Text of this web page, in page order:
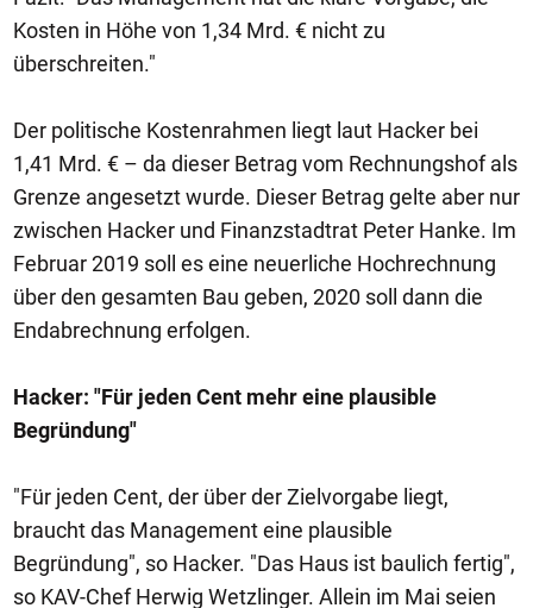
Kosten in Höhe von 1,34 Mrd. € nicht zu
überschreiten."
Der politische Kostenrahmen liegt laut Hacker bei
1,41 Mrd. € – da dieser Betrag vom Rechnungshof als
Grenze angesetzt wurde. Dieser Betrag gelte aber nur
zwischen Hacker und Finanzstadtrat Peter Hanke. Im
Februar 2019 soll es eine neuerliche Hochrechnung
über den gesamten Bau geben, 2020 soll dann die
Endabrechnung erfolgen.
Hacker: "Für jeden Cent mehr eine plausible
Begründung"
"Für jeden Cent, der über der Zielvorgabe liegt,
braucht das Management eine plausible
Begründung", so Hacker. "Das Haus ist baulich fertig",
so KAV-Chef Herwig Wetzlinger. Allein im Mai seien